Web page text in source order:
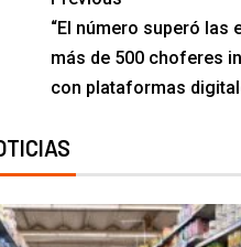
“El número superó las
más de 500 choferes
con plataformas